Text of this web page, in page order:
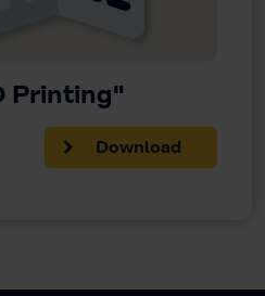
Printing"
Download